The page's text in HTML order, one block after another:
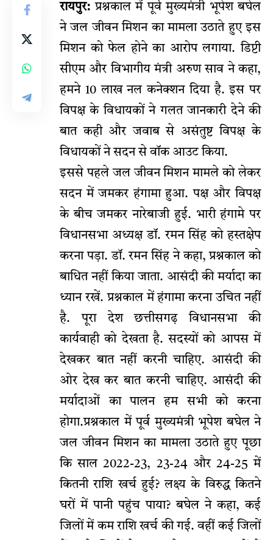
रायपुर: प्रश्नकाल में पूर्व मुख्यमंत्री भूपेश बघेल
ने जल जीवन मिशन का मामला उठाते हुए इस
मिशन को फेल होने का आरोप लगाया. डिप्टी
सीएम और विभागीय मंत्री अरुण साव ने कहा,
हमने 10 लाख नल कनेक्शन दिया है. इस पर
विपक्ष के विधायकों ने गलत जानकारी देने की
बात कही और जवाब से असंतुष्ट विपक्ष के
विधायकों ने सदन से वॉक आउट किया.
इससे पहले जल जीवन मिशन मामले को लेकर
सदन में जमकर हंगामा हुआ. पक्ष और विपक्ष
के बीच जमकर नारेबाजी हुई. भारी हंगामे पर
विधानसभा अध्यक्ष डॉ. रमन सिंह को हस्तक्षेप
करना पड़ा. डॉ. रमन सिंह ने कहा, प्रश्नकाल को
बाधित नहीं किया जाता. आसंदी की मर्यादा का
ध्यान रखें. प्रश्नकाल में हंगामा करना उचित नहीं
है. पूरा देश छत्तीसगढ़ विधानसभा की
कार्यवाही को देखता है. सदस्यों को आपस में
देखकर बात नहीं करनी चाहिए. आसंदी की
ओर देख कर बात करनी चाहिए. आसंदी की
मर्यादाओं का पालन हम सभी को करना
होगा.प्रश्नकाल में पूर्व मुख्यमंत्री भूपेश बघेल ने
जल जीवन मिशन का मामला उठाते हुए पूछा
कि साल 2022-23, 23-24 और 24-25 में
कितनी राशि खर्च हुई? लक्ष्य के विरुद्ध कितने
घरों में पानी पहुंच पाया? बघेल ने कहा, कई
जिलों में कम राशि खर्च की गई. वहीं कई जिलों